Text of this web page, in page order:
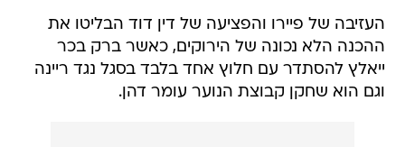
העזיבה של פיירו והפציעה של דין דוד הבליטו את
ההכנה הלא נכונה של הירוקים, כאשר ברק בכר
ייאלץ להסתדר עם חלוץ אחד בלבד בסגל נגד ריינה
וגם הוא שחקן קבוצת הנוער עומר דהן.